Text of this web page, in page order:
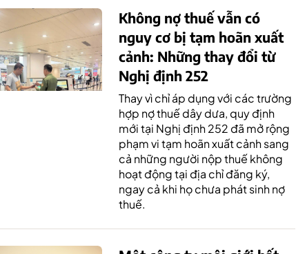
Không nợ thuế vẫn có
nguy cơ bị tạm hoãn xuất
cảnh: Những thay đổi từ
Nghị định 252
Thay vì chỉ áp dụng với các trường
hợp nợ thuế dây dưa, quy định
mới tại Nghị định 252 đã mở rộng
phạm vi tạm hoãn xuất cảnh sang
cả những người nộp thuế không
hoạt động tại địa chỉ đăng ký,
ngay cả khi họ chưa phát sinh nợ
thuế.